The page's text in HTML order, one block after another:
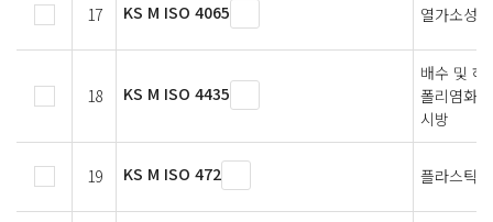
17 KS M ISO 4065 열가소성
18 KS M ISO 4435
배수 및 하
폴리염화
시방
19 KS M ISO 472 플라스틱